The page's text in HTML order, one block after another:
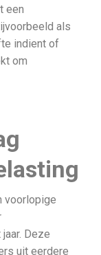
een
als
indient of
om
voorlopige
Deze
uit eerdere